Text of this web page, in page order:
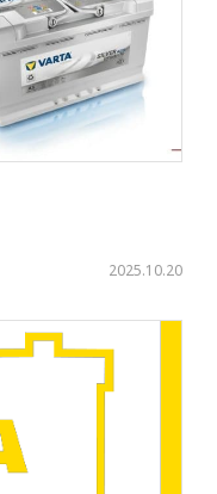
2025.10.20